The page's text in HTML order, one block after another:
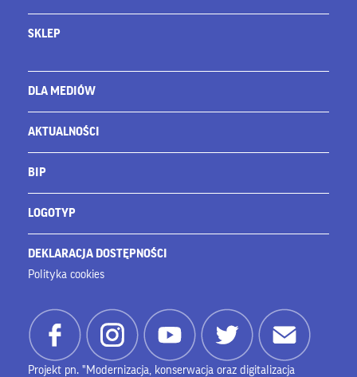
SKLEP
DLA MEDIÓW
AKTUALNOŚCI
BIP
LOGOTYP
DEKLARACJA DOSTĘPNOŚCI
Polityka cookies
Projekt pn. "Modernizacja, konserwacja oraz digitalizacja